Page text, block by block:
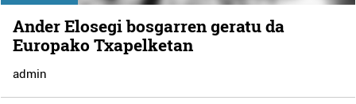
Ander Elosegi bosgarren geratu da
Europako Txapelketan
admin